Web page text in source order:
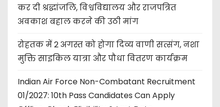
कर दी श्रद्धांजलि, विश्वविद्यालय और राजपत्रित
अवकाश बहाल करने की उठी मांग
रोहतक में 2 अगस्त को होगा दिव्य वाणी सत्संग, नशा
मुक्ति साइकिल यात्रा और पौधा वितरण कार्यक्रम
Indian Air Force Non-Combatant Recruitment
01/2027: 10th Pass Candidates Can Apply